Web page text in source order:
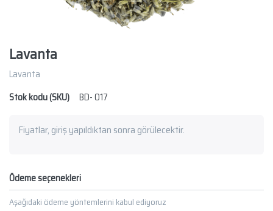
Lavanta
Lavanta
Stok kodu (SKU)
BD- 017
Fiyatlar, giriş yapıldıktan sonra görülecektir.
Ödeme seçenekleri
Aşağıdaki ödeme yöntemlerini kabul ediyoruz